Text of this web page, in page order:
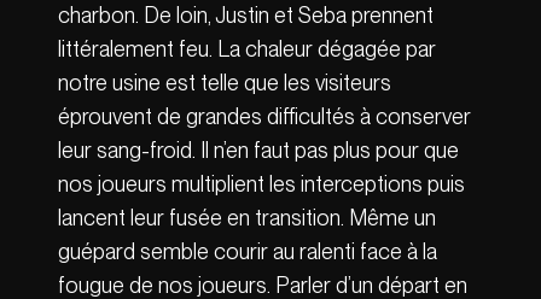
charbon. De loin, Justin et Seba prennent
littéralement feu. La chaleur dégagée par
notre usine est telle que les visiteurs
éprouvent de grandes difficultés à conserver
leur sang-froid. Il n’en faut pas plus pour que
nos joueurs multiplient les interceptions puis
lancent leur fusée en transition. Même un
guépard semble courir au ralenti face à la
fougue de nos joueurs. Parler d’un départ en